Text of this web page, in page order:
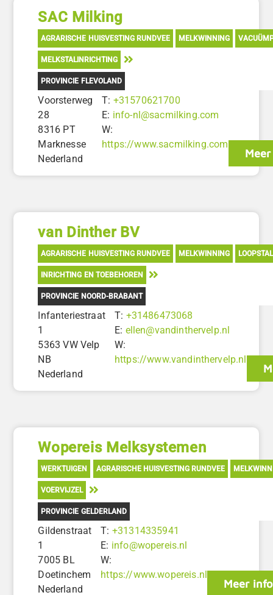
SAC Milking
AGRARISCHE HUISVESTING RUNDVEE MELKWINNING
MELKSTALINRICHTING
PROVINCIE FLEVOLAND
Voorsterweg
28
8316 PT
Marknesse
Nederland
T: +31570621700
E: info-nl@sacmilking.com
W:
https://www.sacmilking.com
van Dinther BV
AGRARISCHE HUISVESTING RUNDVEE MELKWINNING
INRICHTING EN TOEBEHOREN
PROVINCIE NOORD-BRABANT
Infanteriestraat
1
5363 VW Velp
NB
Nederland
T: +31486473068
E: ellen@vandinthervelp.nl
W:
https://www.vandinthervelp.nl
Wopereis Melksystemen
WERKTUIGEN AGRARISCHE HUISVESTING RUNDVEE
VOERVIJZEL
PROVINCIE GELDERLAND
Gildenstraat
1
7005 BL
Doetinchem
Nederland
T: +31314335941
E: info@wopereis.nl
W:
https://www.wopereis.nl
Meer